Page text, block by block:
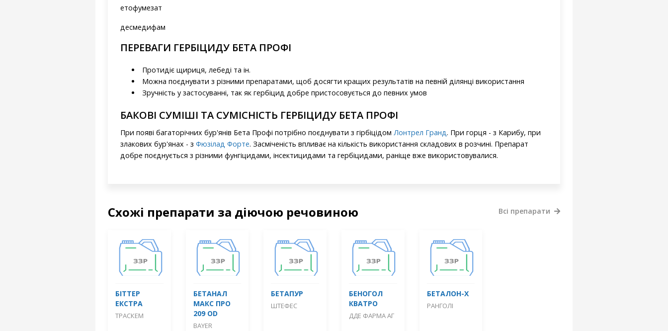
етофумезат
десмедифам
ПЕРЕВАГИ ГЕРБІЦИДУ БЕТА ПРОФІ
Протидіє щириця, лебеді та ін.
Можна поєднувати з різними препаратами, щоб досягти кращих результатів на певній ділянці використання
Зручність у застосуванні, так як гербіцид добре пристосовується до певних умов
БАКОВІ СУМІШІ ТА СУМІСНІСТЬ ГЕРБІЦИДУ БЕТА ПРОФІ
При появі багаторічних бур'янів Бета Профі потрібно поєднувати з гірбіцідом Лонтрел Гранд. При горця - з Карибу, при
злакових бур'янах - з Фюзілад Форте. Засміченість впливає на кількість використання складових в розчині. Препарат
добре поєднується з різними фунгіцидами, інсектицидами та гербіцидами, раніще вже використовувалися.
Схожі препарати за діючою речовиною
БІТТЕР
ЕКСТРА
ТРАСКЕМ
БЕТАНАЛ
МАКС ПРО
209 OD
BAYER
БЕТАПУР
ШТЕФЕС
БЕНОГОЛ
КВАТРО
ДДЕ ФАРМА АГ
БЕТАЛОН-Х
РАНГОЛІ
Всі препарати